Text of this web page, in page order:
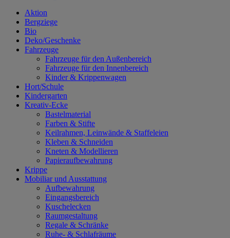
Aktion
Bergziege
Bio
Deko/Geschenke
Fahrzeuge
Fahrzeuge für den Außenbereich
Fahrzeuge für den Innenbereich
Kinder & Krippenwagen
Hort/Schule
Kindergarten
Kreativ-Ecke
Bastelmaterial
Farben & Stifte
Keilrahmen, Leinwände & Staffeleien
Kleben & Schneiden
Kneten & Modellieren
Papieraufbewahrung
Krippe
Mobiliar und Ausstattung
Aufbewahrung
Eingangsbereich
Kuschelecken
Raumgestaltung
Regale & Schränke
Ruhe- & Schlafräume